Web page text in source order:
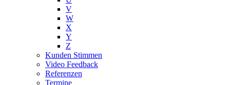
V
W
X
Y
Z
Kunden Stimmen
Video Feedback
Referenzen
Termine